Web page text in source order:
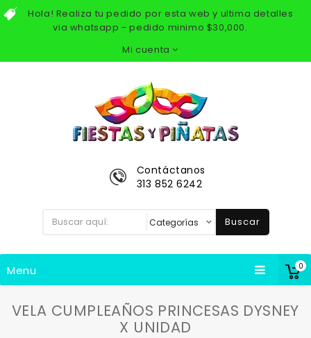
Hola! Realiza tu pedido por esta web y ultima detalles
via whatsapp - pedido minimo $30,000.
Mi cuenta
0
Contáctanos
313 852 6242
Buscar
Menu
VELA CUMPLEAÑOS PRINCESAS DYSNEY
X UNIDAD